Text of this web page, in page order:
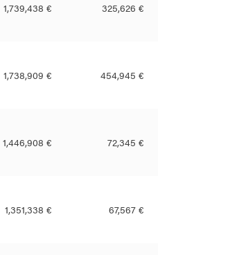
1,739,438 € 325,626 €
1,738,909 € 454,945 €
1,446,908 € 72,345 €
1,351,338 € 67,567 €